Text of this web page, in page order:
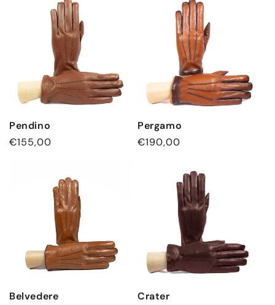
Pendino
Normaler
€155,00
Pergamo
Normaler
€190,00
Belvedere
Crater